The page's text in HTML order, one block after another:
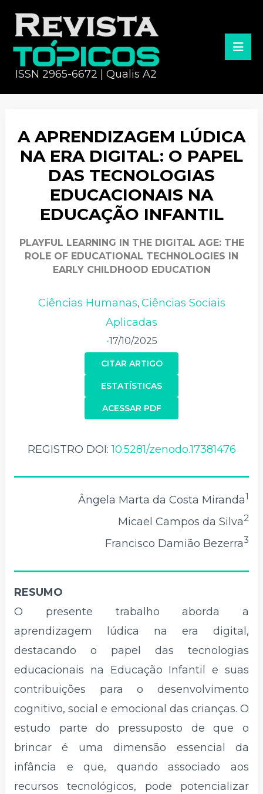
ISSN 2965-6672 | Qualis A2
A APRENDIZAGEM LÚDICA
NA ERA DIGITAL: O PAPEL
DAS TECNOLOGIAS
EDUCACIONAIS NA
EDUCAÇÃO INFANTIL
PLAYFUL LEARNING IN THE DIGITAL AGE: THE
ROLE OF EDUCATIONAL TECHNOLOGIES IN
EARLY CHILDHOOD EDUCATION
Ciências Humanas, Ciências Sociais
Aplicadas
•17/10/2025
CITAR ARTIGO
ACESSAR PDF
ESTATÍSTICAS
REGISTRO DOI:10.5281/zenodo.17381476
Ângela Marta da Costa Miranda1
Micael Campos da Silva2
Francisco Damião Bezerra3
RESUMO
O presente trabalho aborda a
aprendizagem lúdica na era digital,
destacando o papel das tecnologias
educacionais na Educação Infantil e suas
contribuições para o desenvolvimento
cognitivo, social e emocional das crianças. O
estudo parte do pressuposto de que o
brincar é uma dimensão essencial da
infância e que, quando associado aos
recursos tecnológicos, pode potencializar